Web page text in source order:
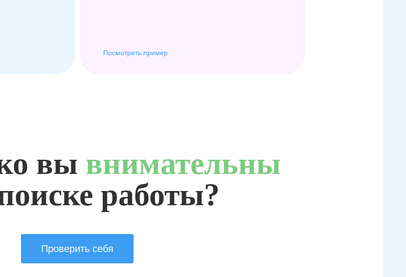
Посмотреть пример
вы внимательны
работы?
Проверить себя